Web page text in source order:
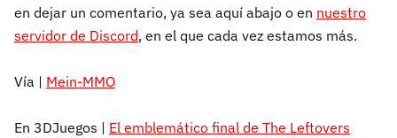
en dejar un comentario, ya sea aquí abajo o en nuestro
servidor de Discord, en el que cada vez estamos más.
Vía | Mein-MMO
En 3DJuegos | El emblemático final de The Leftovers